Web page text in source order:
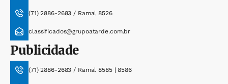
(71) 2886-2683 / Ramal 8526
classificados@grupoatarde.com.br
Publicidade
(71) 2886-2683 / Ramal 8585 | 8586